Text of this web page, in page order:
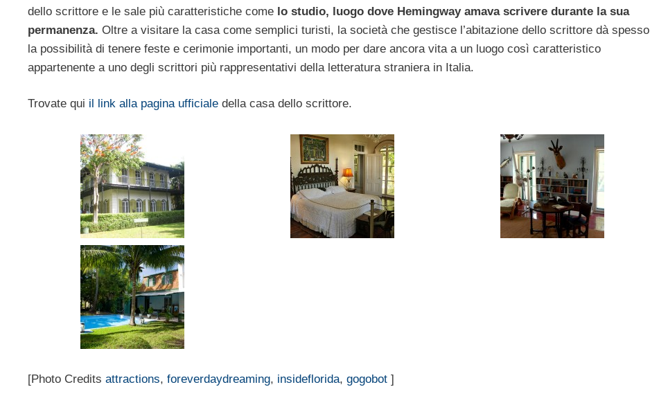
dello scrittore e le sale più caratteristiche come lo studio, luogo dove Hemingway amava scrivere durante la sua
permanenza. Oltre a visitare la casa come semplici turisti, la società che gestisce l’abitazione dello scrittore dà spesso
la possibilità di tenere feste e cerimonie importanti, un modo per dare ancora vita a un luogo così caratteristico
appartenente a uno degli scrittori più rappresentativi della letteratura straniera in Italia.
Trovate qui il link alla pagina ufficiale della casa dello scrittore.
[Photo Credits attractions, foreverdaydreaming, insideflorida, gogobot ]